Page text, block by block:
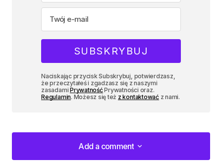
Naciskając przycisk Subskrybuj, potwierdzasz,
że przeczytałeś i zgadzasz się z naszymi
zasadamiPrywatnośćPrywatności oraz.
Regulamin. Możesz się też z kontaktowaćz nami.
Add a comment
Add a comment